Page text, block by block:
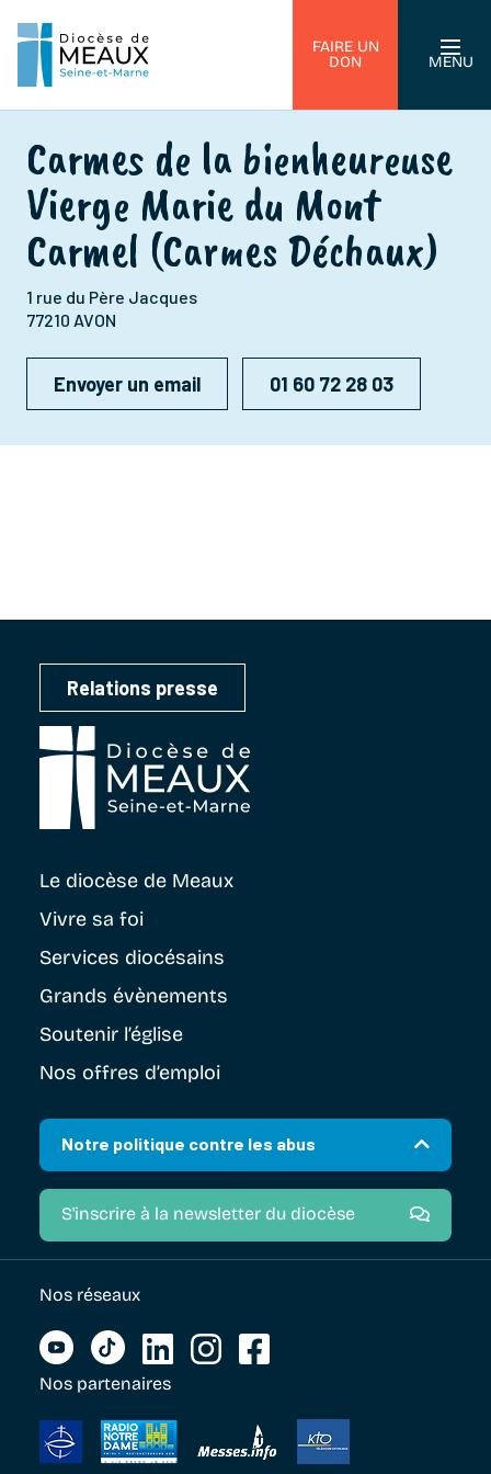
FAIRE UN
DON
MENU
Carmes de la bienheureuse
Vierge Marie du Mont
Carmel (Carmes Déchaux)
1 rue du Père Jacques
77210 AVON
Envoyer un email 01 60 72 28 03
Relations presse
Le diocèse de Meaux
Vivre sa foi
Services diocésains
Grands évènements
Soutenir l’église
Nos offres d’emploi
Notre politique contre les abus
S'inscrire à la newsletter du diocèse
Nos réseaux
Nos partenaires